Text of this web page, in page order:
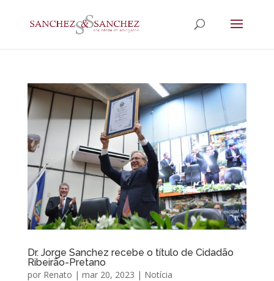
Dr. Jorge Sanchez recebe o título de Cidadão
Ribeirão-Pretano
por Renato | mar 20, 2023 | Notícia